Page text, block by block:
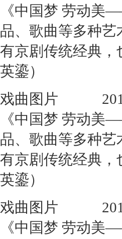
《中国梦 劳动美
品、歌曲等多种
有京剧传统经典
英鎏）
戏曲图片 2017
《中国梦 劳动美
品、歌曲等多种
有京剧传统经典
英鎏）
戏曲图片 2017
《中国梦 劳动美